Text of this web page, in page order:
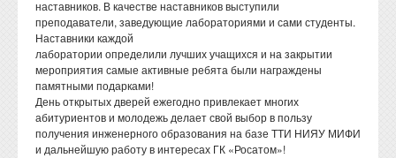
наставников. В качестве наставников выступили
преподаватели, заведующие лабораториями и сами студенты.
Наставники каждой
лаборатории определили лучших учащихся и на закрытии
мероприятия самые активные ребята были награждены
памятными подарками!
День открытых дверей ежегодно привлекает многих
абитуриентов и молодежь делает свой выбор в пользу
получения инженерного образования на базе ТТИ НИЯУ МИФИ
и дальнейшую работу в интересах ГК «Росатом»!